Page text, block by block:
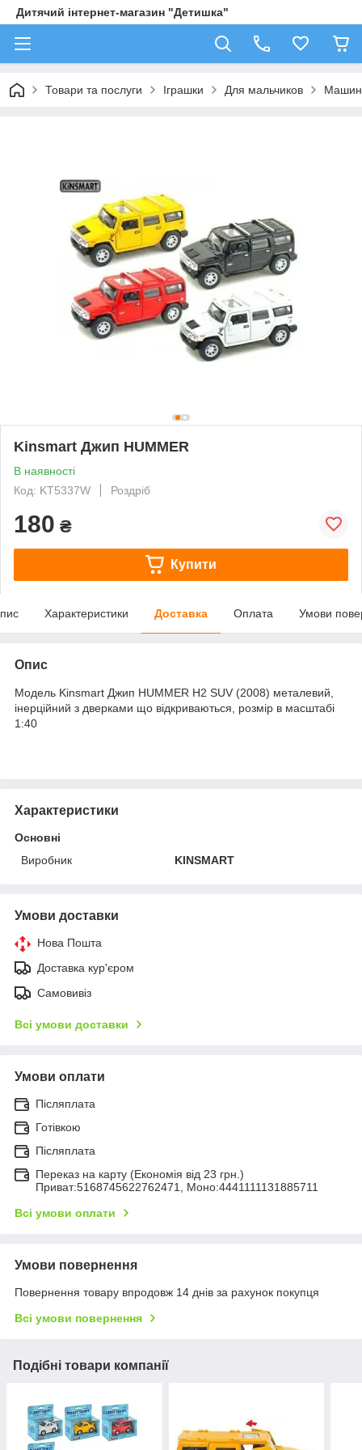
Дитячий інтернет-магазин "Детишка"
Товари та послуги Іграшки Для мальчиков
Kinsmart Джип HUMMER
В наявності
Код: KT5337W
Роздріб
180 ₴
Купити
Характеристики Доставка Оплата Умови
Опис
Модель Kinsmart Джип HUMMER H2 SUV (2008) металевий,
інерційний з дверками що відкриваються, розмір в масштабі
1:40
Характеристики
Основні
Виробник
KINSMART
Умови доставки
Нова Пошта
Доставка кур'єром
Самовивіз
Всі умови доставки
Умови оплати
Післяплата
Готівкою
Післяплата
Переказ на карту (Економія від 23 грн.)
Приват:5168745622762471, Моно:4441111131885711
Всі умови оплати
Умови повернення
Повернення товару впродовж 14 днів за рахунок покупця
Всі умови повернення
Подібні товари компанії